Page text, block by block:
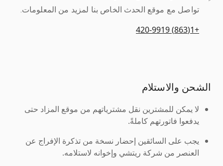
تواصل مع موقع الحدث الخاص بنا لمزيد من المعلومات.
+1(863) 420-9919
الشحن والاستلام
لا يمكن للمشترين نقل مشترياتهم من موقع المزاد حتى
يدفعوا فاتورتهم كاملةً.
يجب على السائقين إحضار نسخة من تذكرة الإفراج عن
العنصر من شركة ريتشي وإخوانه لاستلامه.